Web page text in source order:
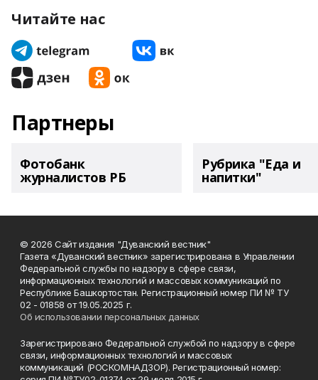
Читайте нас
Партнеры
Фотобанк
журналистов РБ
Рубрика "Еда и
напитки"
© 2026 Сайт издания "Дуванский вестник"
Газета «Дуванский вестник» зарегистрирована в Управлении
Федеральной службы по надзору в сфере связи,
информационных технологий и массовых коммуникаций по
Республике Башкортостан. Регистрационный номер ПИ № ТУ
02 - 01858 от 19.05.2025 г.
Об использовании персональных данных
Зарегистрировано Федеральной службой по надзору в сфере
связи, информационных технологий и массовых
коммуникаций (РОСКОМНАДЗОР). Регистрационный номер: